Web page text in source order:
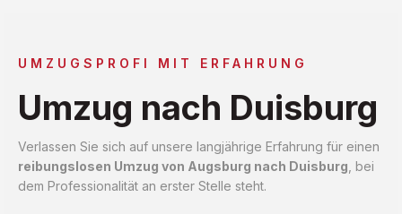
UMZUGSPROFI MIT ERFAHRUNG
Umzug nach Duisburg
Verlassen Sie sich auf unsere langjährige Erfahrung für einen
reibungslosen Umzug von Augsburg nach Duisburg , bei
dem Professionalität an erster Stelle steht.